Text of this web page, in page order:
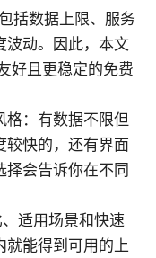
括数据上限、服务
波动。因此，本文
好且更稳定的免费
格：有数据不限但
较快的，还有界面
择会告诉你在不同
适用场景和快速
就能得到可用的上